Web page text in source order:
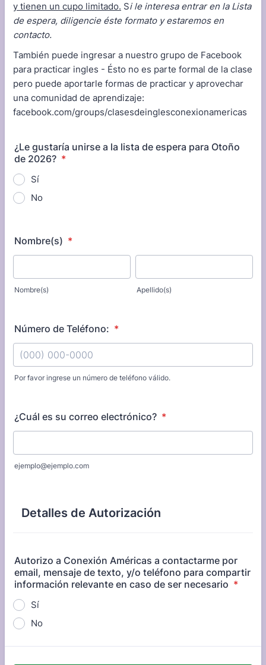
y tienen un cupo limitado. Si le interesa entrar en la Lista
de espera, diligencie éste formato y estaremos en
contacto.
También puede ingresar a nuestro grupo de Facebook
para practicar ingles - Ésto no es parte formal de la clase
pero puede aportarle formas de practicar y aprovechar
una comunidad de aprendizaje:
facebook.com/groups/clasesdeinglesconexionamericas
¿Le gustaría unirse a la lista de espera para Otoño
de 2026? *
Sí
No
Nombre(s) *
Nombre(s) Apellido(s)
Número de Teléfono: *
Por favor ingrese un número de teléfono válido.
¿Cuál es su correo electrónico? *
ejemplo@ejemplo.com
Detalles de Autorización
Autorizo a Conexión Américas a contactarme por
email, mensaje de texto, y/o teléfono para compartir
información relevante en caso de ser necesario *
Sí
No